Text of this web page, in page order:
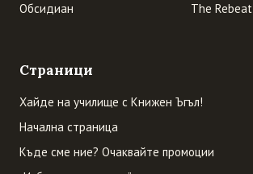
Обсидиан
The Rebeat
Страници
Хайде на училище с Книжен Ъгъл!
Начална страница
Къде сме ние? Очаквайте промоции